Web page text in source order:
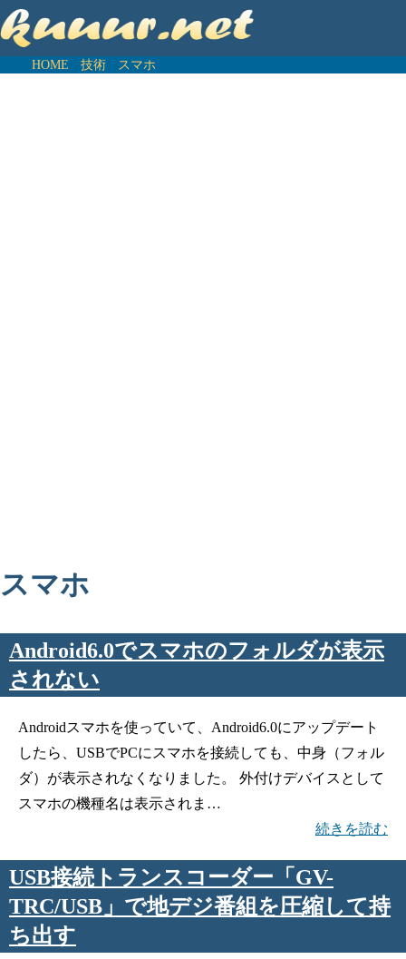
HOME 技術 スマホ
スマホ
Android6.0でスマホのフォルダが表示
されない
Androidスマホを使っていて、Android6.0にアップデート
したら、USBでPCにスマホを接続しても、中身（フォル
ダ）が表示されなくなりました。 外付けデバイスとして
スマホの機種名は表示されま…
続きを読む
USB接続トランスコーダー「GV-
TRC/USB」で地デジ番組を圧縮して持
ち出す